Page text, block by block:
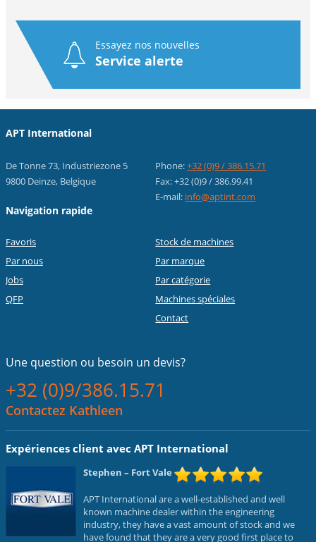
Essayez nos nouvelles
Service alerte
APT International
De Tonne 73, Industriezone 5
9800 Deinze, Belgique
Phone:+32 (0)9 / 386.15.71
Fax: +32 (0)9 / 386.99.41
E-mail: info@aptint.com
Navigation rapide
Favoris
Par nous
Jobs
QFP
Stock de machines
Par marque
Par catégorie
Machines spéciales
Contact
Une question ou besoin un devis?
+32 (0)9/386.15.71
Contactez Kathleen
Expériences client avec APT International
Stephen – Fort Vale
APT International are a well-established and well
known machine dealer within the engineering
industry, they have a vast amount of stock and we
have found that they are a very good first place to